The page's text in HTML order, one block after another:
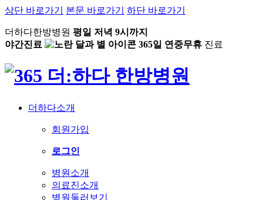
상단 바로가기 본문 바로가기 하단 바로가기
더하다한방병원 평일 저녁 9시까지
야간진료
365일 연중무휴 진료
더하다소개
회원가입
로그인
병원소개
의료진소개
병원둘러보기